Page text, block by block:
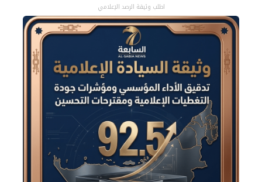
اطلب وثيقة الرصد الإعلامي